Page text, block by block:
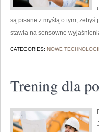
są pisane z myślą o tym, żebyś
stawia na sensowne
CATEGORIES: NOWE
Trening dla